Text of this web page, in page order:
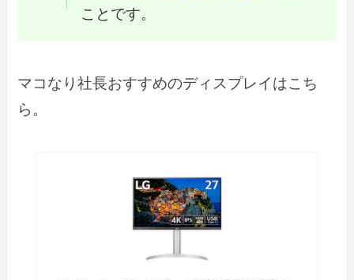
ことです。
マコなり社長おすすめのディスプレイはこち
ら。